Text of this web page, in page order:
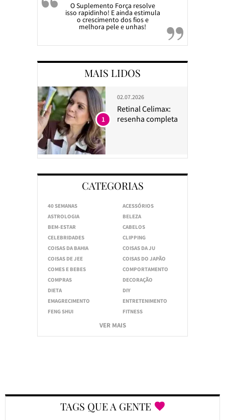
O Suplemento Força resolve
isso rapidinho! E ainda estimula
o crescimento dos fios e
melhora pele e unhas!
MAIS LIDOS
02.07.2026
Retinal Celimax:
resenha completa
1
CATEGORIAS
40 SEMANAS
ACESSÓRIOS
ASTROLOGIA
BELEZA
BEM-ESTAR
CABELOS
CELEBRIDADES
CLIPPING
COISAS DA BAHIA
COISAS DA JU
COISAS DE JEE
COISAS DO JAPÃO
COMES E BEBES
COMPORTAMENTO
COMPRAS
DECORAÇÃO
DIETA
DIY
EMAGRECIMENTO
ENTRETENIMENTO
FENG SHUI
FITNESS
VER MAIS
TAGS QUE A GENTE